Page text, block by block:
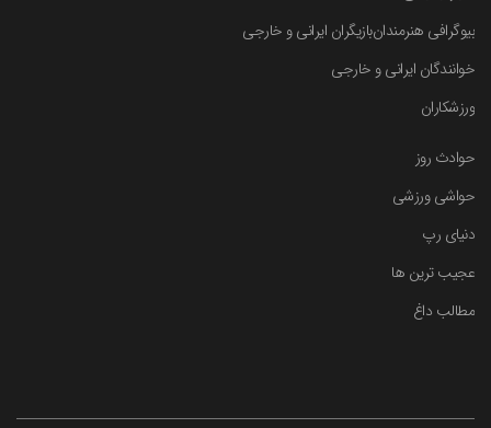
بیوگرافی هنرمندانبازیگران ایرانی و خارجی
خوانندگان ایرانی و خارجی
ورزشکاران
حوادث روز
حواشی ورزشی
دنیای رپ
عجیب ترین ها
مطالب داغ